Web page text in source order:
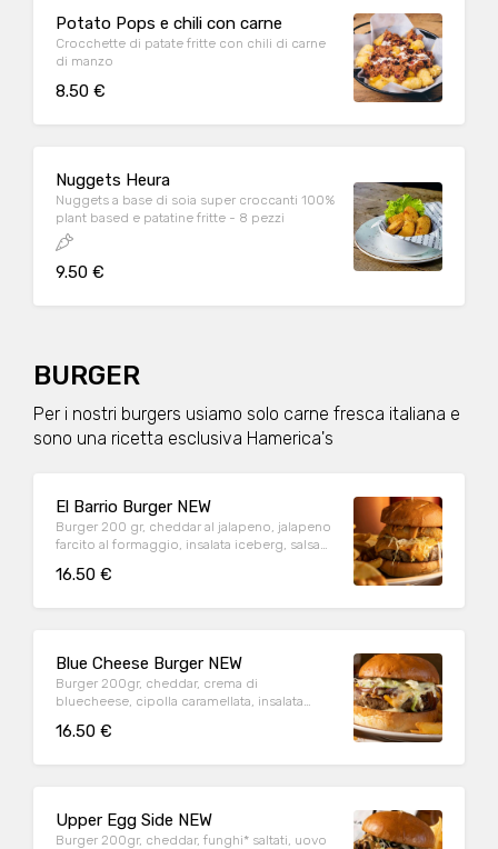
Potato Pops e chili con carne
Crocchette di patate fritte con chili di carne
di manzo
8.50 €
Nuggets Heura
Nuggets a base di soia super croccanti 100%
plant based e patatine fritte - 8 pezzi
9.50 €
BURGER
Per i nostri burgers usiamo solo carne fresca italiana e
sono una ricetta esclusiva Hamerica's
El Barrio Burger NEW
Burger 200 gr, cheddar al jalapeno, jalapeno
farcito al formaggio, insalata iceberg, salsa
16.50 €
Blue Cheese Burger NEW
Burger 200gr, cheddar, crema di
bluecheese, cipolla caramellata, insalata
16.50 €
Upper Egg Side NEW
Burger 200gr, cheddar, funghi* saltati, uovo